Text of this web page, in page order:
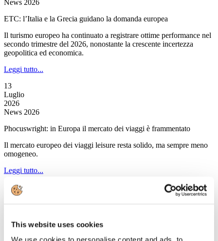
This website uses cookies
News 2026
ETC: l’Italia e la Grecia guidano la domanda europea
Il turismo europeo ha continuato a registrare ottime performance nel
secondo trimestre del 2026, nonostante la crescente incertezza
geopolitica ed economica.
Leggi tutto...
13
Luglio
2026
News 2026
Phocuswright: in Europa il mercato dei viaggi è frammentato
Il mercato europeo dei viaggi leisure resta solido, ma sempre meno
omogeneo.
Leggi tutto...
13
Luglio
Skyscanner: gli italiani prediligono luoghi lontani dalla folla